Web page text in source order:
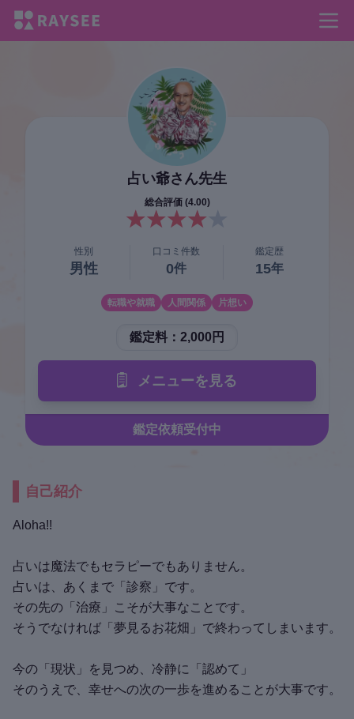
占い爺さん先生
総合評価 (4.00)
性別
男性
口コミ件数
0件
鑑定歴
15年
転職や就職 人間関係 片想い
鑑定料： 2,000円
メニューを見る
鑑定依頼受付中
自己紹介
Aloha!!
占いは魔法でもセラピーでもありません。
占いは、あくまで「診察」です。
その先の「治療」こそが大事なことです。
そうでなければ「夢見るお花畑」で終わってしまいます。
今の「現状」を見つめ、冷静に「認めて」
そのうえで、幸せへの次の一歩を進めることが大事です。